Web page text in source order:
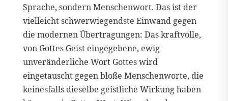
Sprache, sondern Menschenwort. Das ist der
vielleicht schwerwiegendste Einwand gegen
die modernen Übertragungen: Das kraftvolle,
von Gottes Geist eingegebene, ewig
unveränderliche Wort Gottes wird
eingetauscht gegen bloße Menschenworte, die
keinesfalls dieselbe geistliche Wirkung haben